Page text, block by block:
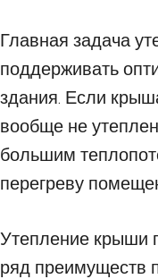
Главная задача
поддерживать
здания. Если
вообще не
большим
перегреву
Утепление крыши
ряд преимуществ